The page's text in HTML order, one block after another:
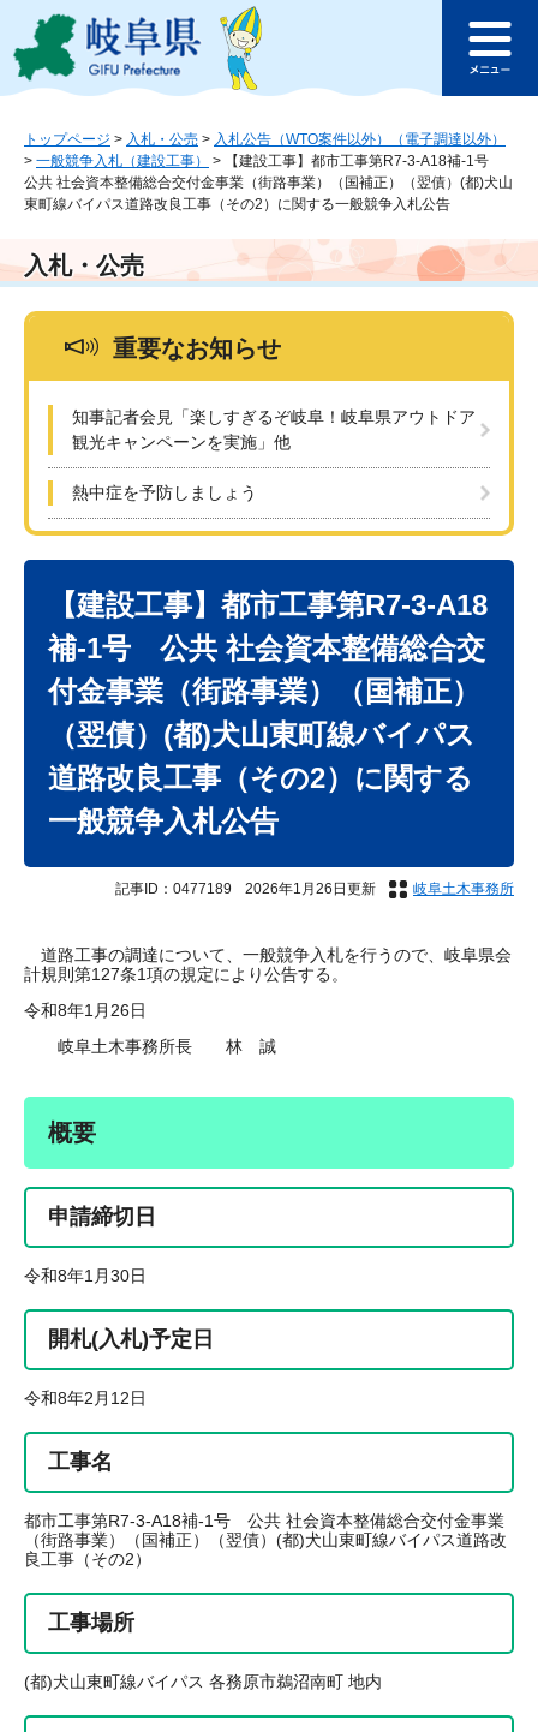
ジ
ュ
文
へ
このページの本文へ
ュ
トップページ > 入札・公売 > 入札公告（WTO案件以外）（電子調達以外）
> 一般競争入札（建設工事） >
【建設工事】都市工事第R7-3-A18補-1号
公共 社会資本整備総合交付金事業（街路事業）（国補正）（翌債）(都)犬山
東町線バイパス道路改良工事（その2）に関する一般競争入札公告
入札・公売
重要なお知らせ
知事記者会見「楽しすぎるぞ岐阜！岐阜県アウトドア
観光キャンペーンを実施」他
熱中症を予防しましょう
【建設工事】都市工事第R7-3-A18
補-1号 公共 社会資本整備総合交
付金事業（街路事業）（国補正）
（翌債）(都)犬山東町線バイパス
道路改良工事（その2）に関する
一般競争入札公告
記事ID：0477189 2026年1月26日更新 岐阜土木事務所
道路工事の調達について、一般競争入札を行うので、岐阜県会
計規則第127条1項の規定により公告する。
令和8年1月26日
岐阜土木事務所長 林 誠
概要
申請締切日
令和8年1月30日
開札(入札)予定日
令和8年2月12日
工事名
都市工事第R7-3-A18補-1号 公共 社会資本整備総合交付金事業
（街路事業）（国補正）（翌債）(都)犬山東町線バイパス道路改
良工事（その2）
工事場所
(都)犬山東町線バイパス 各務原市鵜沼南町 地内